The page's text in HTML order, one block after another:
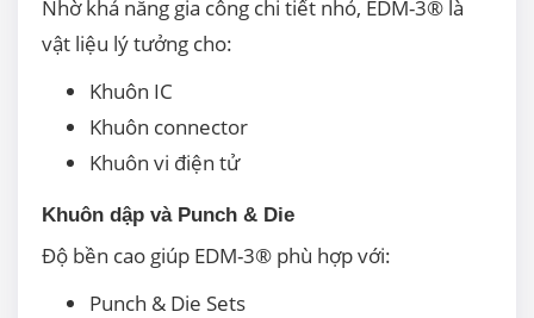
Nhờ khả năng gia công chi tiết nhỏ, EDM-3® là
vật liệu lý tưởng cho:
Khuôn IC
Khuôn connector
Khuôn vi điện tử
Khuôn dập và Punch & Die
Độ bền cao giúp EDM-3® phù hợp với:
Punch & Die Sets